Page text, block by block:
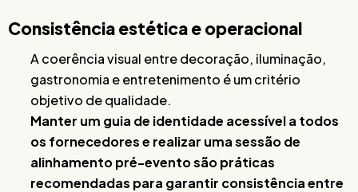
Consistência estética e operacional
A coerência visual entre decoração, iluminação,
gastronomia e entretenimento é um critério
objetivo de qualidade.
Manter um guia de identidade acessível a todos
os fornecedores e realizar uma sessão de
alinhamento pré-evento são práticas
recomendadas para garantir consistência entre